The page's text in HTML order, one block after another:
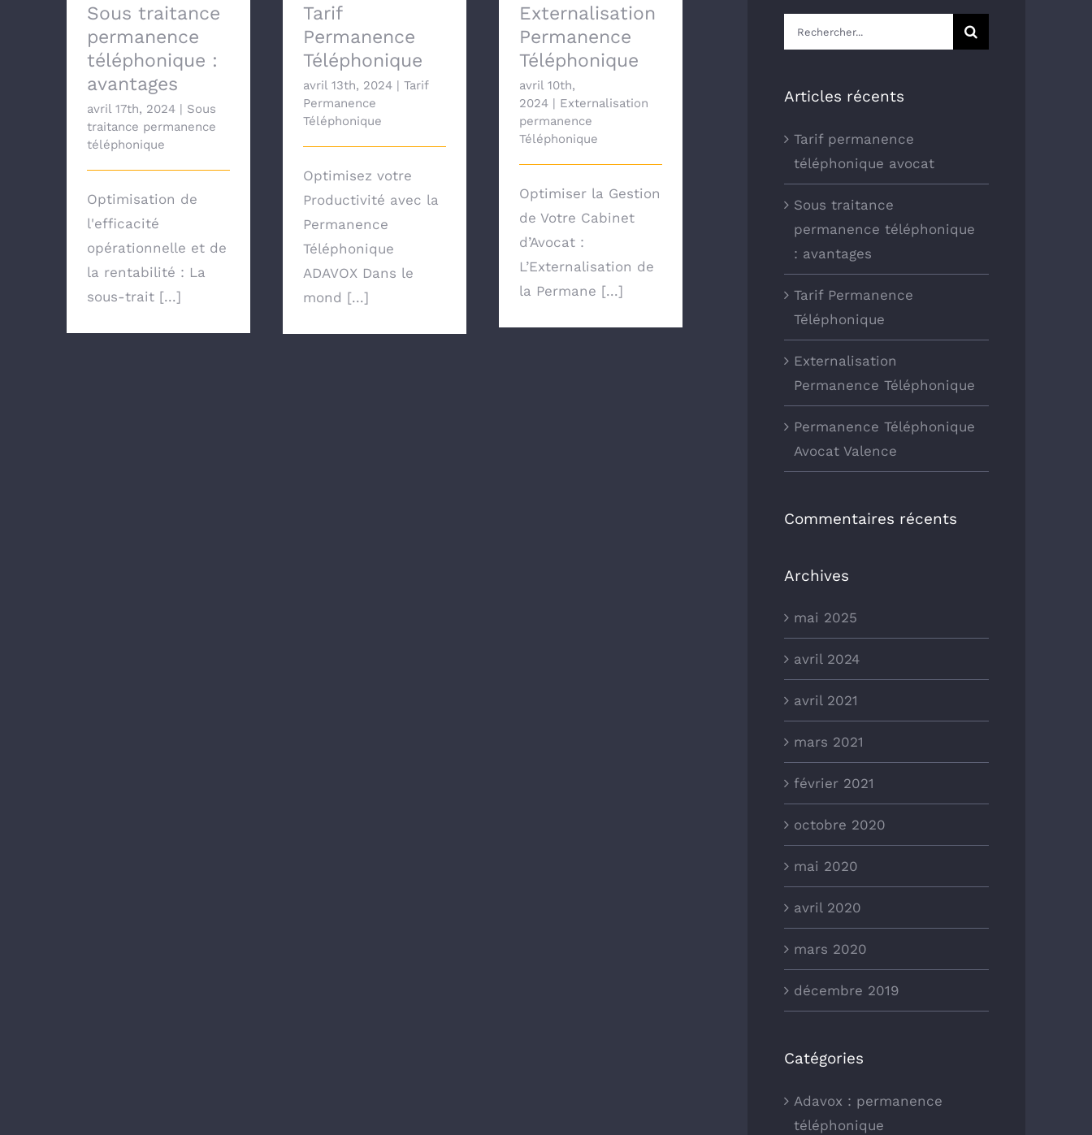
Sous traitance
permanence
téléphonique :
avantages
avril 17th, 2024 | Sous
traitance permanence
téléphonique
Optimisation de
l'efficacité
opérationnelle et de
la rentabilité : La
sous-trait [...]
Tarif
Permanence
Téléphonique
avril 13th, 2024 | Tarif
Permanence
Téléphonique
Optimisez votre
Productivité avec la
Permanence
Téléphonique
ADAVOX Dans le
mond [...]
Externalisation
Permanence
Téléphonique
avril 10th,
2024 | Externalisation
permanence
Téléphonique
Optimiser la Gestion
de Votre Cabinet
d’Avocat :
L’Externalisation de
la Permane [...]
Rechercher:
Articles récents
Tarif permanence
téléphonique avocat
Sous traitance
permanence téléphonique
: avantages
Tarif Permanence
Téléphonique
Externalisation
Permanence Téléphonique
Permanence Téléphonique
Avocat Valence
Commentaires récents
Archives
mai 2025
avril 2024
avril 2021
mars 2021
février 2021
octobre 2020
mai 2020
avril 2020
mars 2020
décembre 2019
Catégories
Adavox : permanence
téléphonique